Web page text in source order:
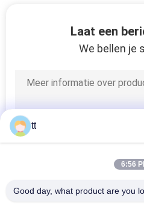
Laat een
We bellen je
tt
6:56
Good day, what product are you